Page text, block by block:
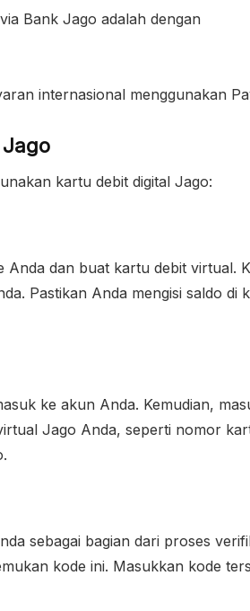
Bank Jago adalah dengan
internasional menggunakan
kartu debit digital Jago:
Anda dan buat kartu debit virtual.
Pastikan Anda mengisi saldo di
ke akun Anda. Kemudian,
Jago Anda, seperti nomor
sebagai bagian dari proses
kode ini. Masukkan kode